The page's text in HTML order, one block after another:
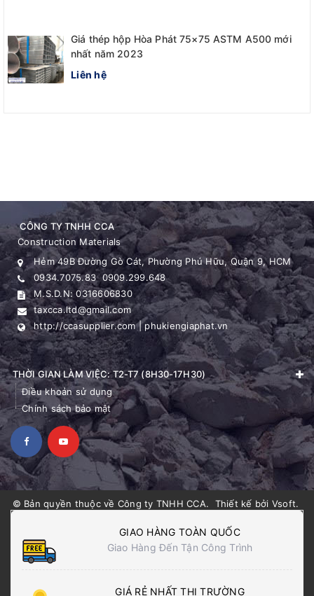
Giá thép hộp Hòa Phát 75×75 ASTM A500 mới
nhất năm 2023
Liên hệ
CÔNG TY TNHH CCA
Construction Materials
Hẻm 49B Đường Gò Cát, Phường Phú Hữu, Quận 9, HCM
0934.7075.83 0909.299.648
M.S.D.N: 0316606830
taxcca.ltd@gmail.com
http://ccasupplier.com | phukiengiaphat.vn
THỜI GIAN LÀM VIỆC: T2-T7 (8H30-17H30)
Điều khoản sử dụng
Chính sách bảo mật
© Bản quyền thuộc về Công ty TNHH CCA. Thiết kế bởi Vsoft.
GIAO HÀNG TOÀN QUỐC
Giao Hàng Đến Tận Công Trình
GIÁ RẺ NHẤT THỊ TRƯỜNG